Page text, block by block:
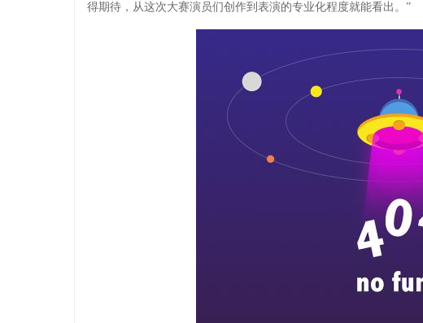
得期待，从这次大赛演员们创作到表演的专业化程度就能看出。”